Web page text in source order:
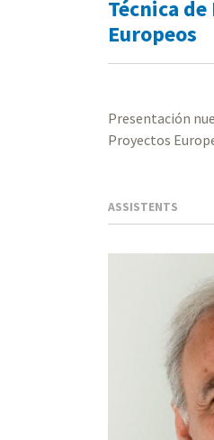
Técnica
Europeos
Presentación
Proyectos
ASSISTENTS